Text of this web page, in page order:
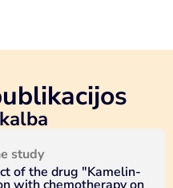
study
of the drug "Kamelin-